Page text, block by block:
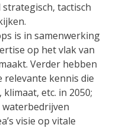
tactisch
is in samenwerking
op het vlak van
Verder hebben
relevante kennis die
etc. in 2050;
visie op vitale